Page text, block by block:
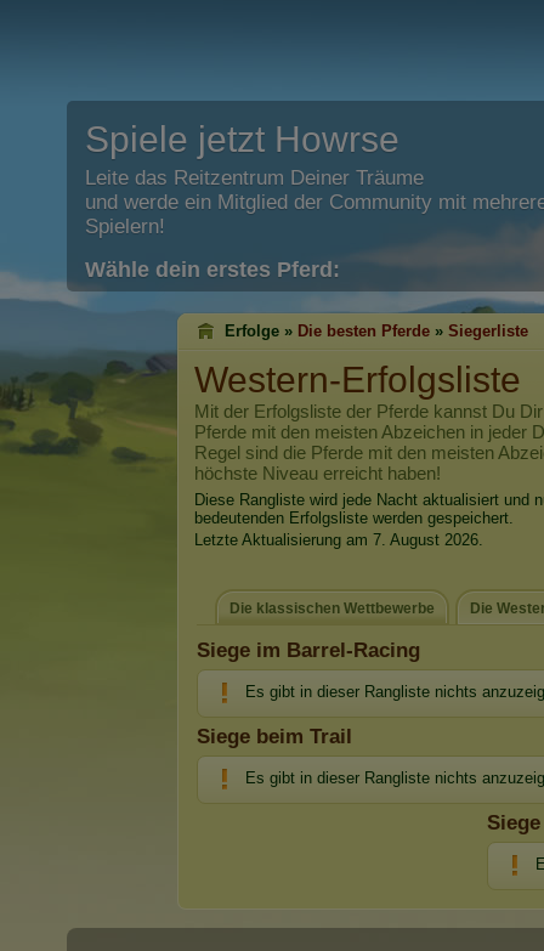
Spiele jetzt Howrse
Leite das Reitzentrum Deiner Träume
und werde ein Mitglied der Community mit
Spielern!
Wähle dein erstes Pferd:
Erfolge » Die besten Pferde » Siegerliste
Western-Erfolgsliste
Mit der Erfolgsliste der Pferde kannst Du
Pferde mit den meisten Abzeichen in jeder
Regel sind die Pferde mit den meisten
höchste Niveau erreicht haben!
Diese Rangliste wird jede Nacht aktualisiert und
bedeutenden Erfolgsliste werden gespeichert.
Letzte Aktualisierung am 7. August 2026.
Die klassischen Wettbewerbe Die
Siege im Barrel-Racing
Es gibt in dieser Rangliste nichts
Siege beim Trail
Es gibt in dieser Rangliste nichts